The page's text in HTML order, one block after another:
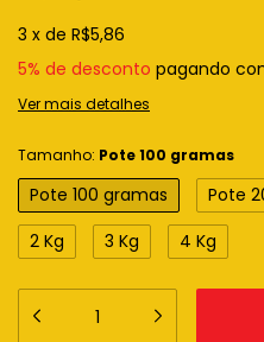
3 x de R$5,86
5% de desconto pagando
Ver mais detalhes
Tamanho: Pote 100 gramas
Pote 100 gramas Pote
2 Kg
3 Kg 4 Kg